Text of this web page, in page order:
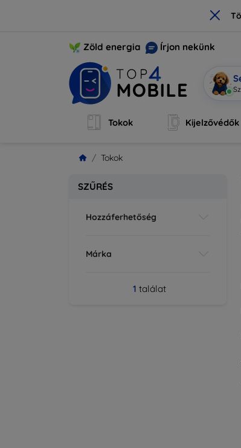
×
Zöld energia Írjon nekünk
|
Tokok Kijelzővédők
Tokok
SZŰRÉS
Hozzáferhetőség
Márka
1 találat